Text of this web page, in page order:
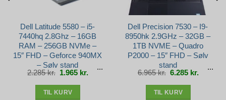
Dell Latitude 5580 – i5-
7440hq 2.8Ghz – 16GB
RAM – 256GB NVMe –
15″ FHD – Geforce 940MX
– Sølv stand
2.285kr. Den
oprindelige
pris
1.965 kr. Den
aktuelle
pris
TIL KURV
Dell Precision 7530 – I9-
8950hk 2.9GHz – 32GB –
1TB NVME – Quadro
P2000 – 15″ FHD – Sølv
stand
6.965kr. Den
oprindelige
pris
6.285 kr. Den
aktuelle
pris
TIL KURV